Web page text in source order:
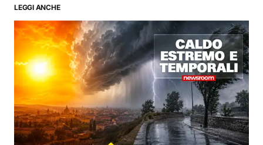
LEGGI ANCHE